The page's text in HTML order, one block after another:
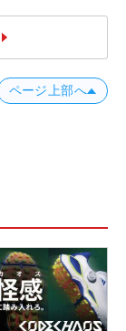
ページ上部へ